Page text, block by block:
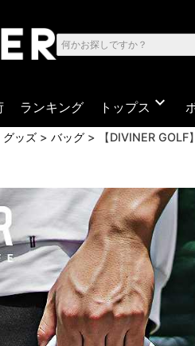
ランキング トップス expand_more
グッズ バッグ 【DIVINER